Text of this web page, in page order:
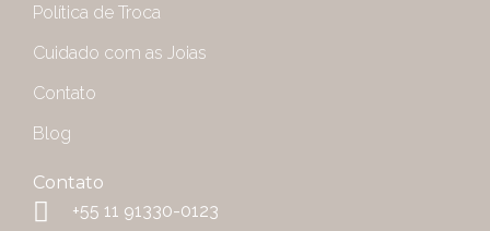
Política de Troca
Cuidado com as Joias
Contato
Blog
Contato
+55 11 91330-0123